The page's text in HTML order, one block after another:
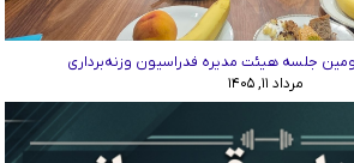
جلسه هیئت مدیره فدراسیون وزنه‌برداری
مرداد ۱۱, ۱۴۰۵